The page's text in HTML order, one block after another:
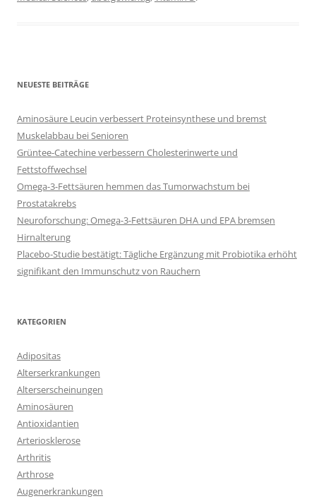
NEUESTE BEITRÄGE
Aminosäure Leucin verbessert Proteinsynthese und bremst
Muskelabbau bei Senioren
Grüntee-Catechine verbessern Cholesterinwerte und
Fettstoffwechsel
Omega-3-Fettsäuren hemmen das Tumorwachstum bei
Prostatakrebs
Neuroforschung: Omega-3-Fettsäuren DHA und EPA bremsen
Hirnalterung
Placebo-Studie bestätigt: Tägliche Ergänzung mit Probiotika erhöht
signifikant den Immunschutz von Rauchern
KATEGORIEN
Adipositas
Alterserkrankungen
Alterserscheinungen
Aminosäuren
Antioxidantien
Arteriosklerose
Arthritis
Arthrose
Augenerkrankungen